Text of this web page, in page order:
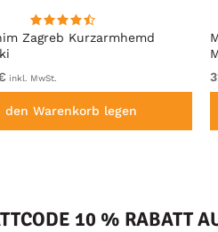
Zagreb Kurzarmhemd
inkl. MwSt.
den Warenkorb legen
10 % RABATT